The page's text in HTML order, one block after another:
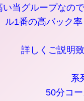
い当グループなの
ル1番の高バック
詳しくご説明
系
50分コ